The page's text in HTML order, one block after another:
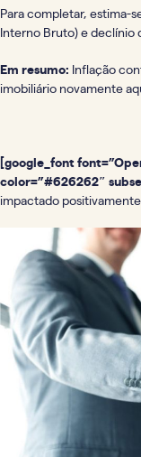
Para completar, estima-
Interno Bruto) e declínio
Em resumo: Inflação
imobiliário novamente
[google_font
color=”#626262″
impactado positivamente